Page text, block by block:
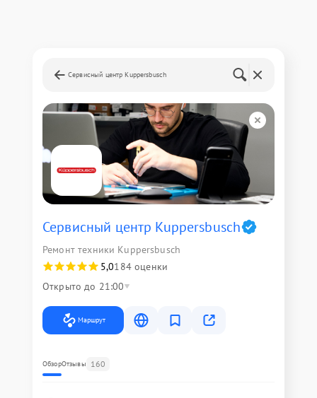
Сервисный центр Kuppersbusch
Сервисный центр Kuppersbusch
Ремонт техники Kuppersbusch
5,0184 оценки
Открыто до 21:00
Маршрут
ОбзорОтзывы 160